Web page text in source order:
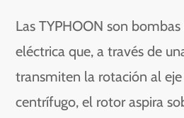
Las TYPHOON son
eléctrica que, a través de
transmiten la rotación al
centrífugo, el rotor aspira